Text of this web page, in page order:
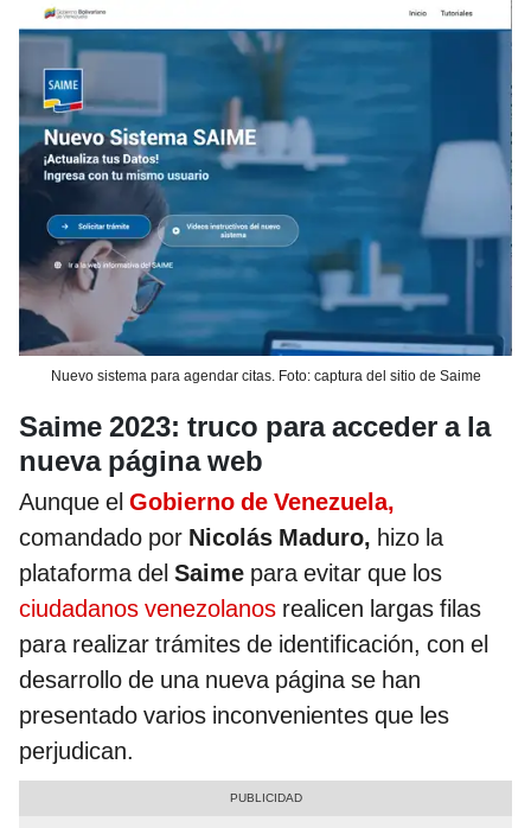
Nuevo sistema para agendar citas. Foto: captura del sitio de Saime
Saime 2023: truco para acceder a la
nueva página web
Aunque el Gobierno de Venezuela,
comandado por Nicolás Maduro, hizo la
plataforma del Saime para evitar que los
ciudadanos venezolanos realicen largas filas
para realizar trámites de identificación, con el
desarrollo de una nueva página se han
presentado varios inconvenientes que les
perjudican.